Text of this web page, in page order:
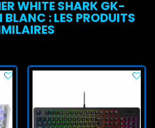
WHITE SHARK GK-
: LES PRODUITS